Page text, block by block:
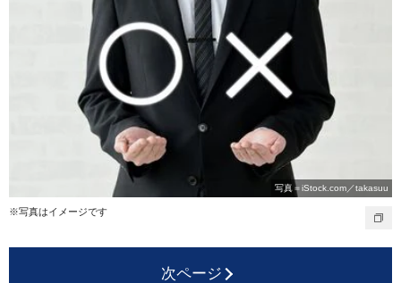
写真＝iStock.com／takasuu
※写真はイメージです
次ページ